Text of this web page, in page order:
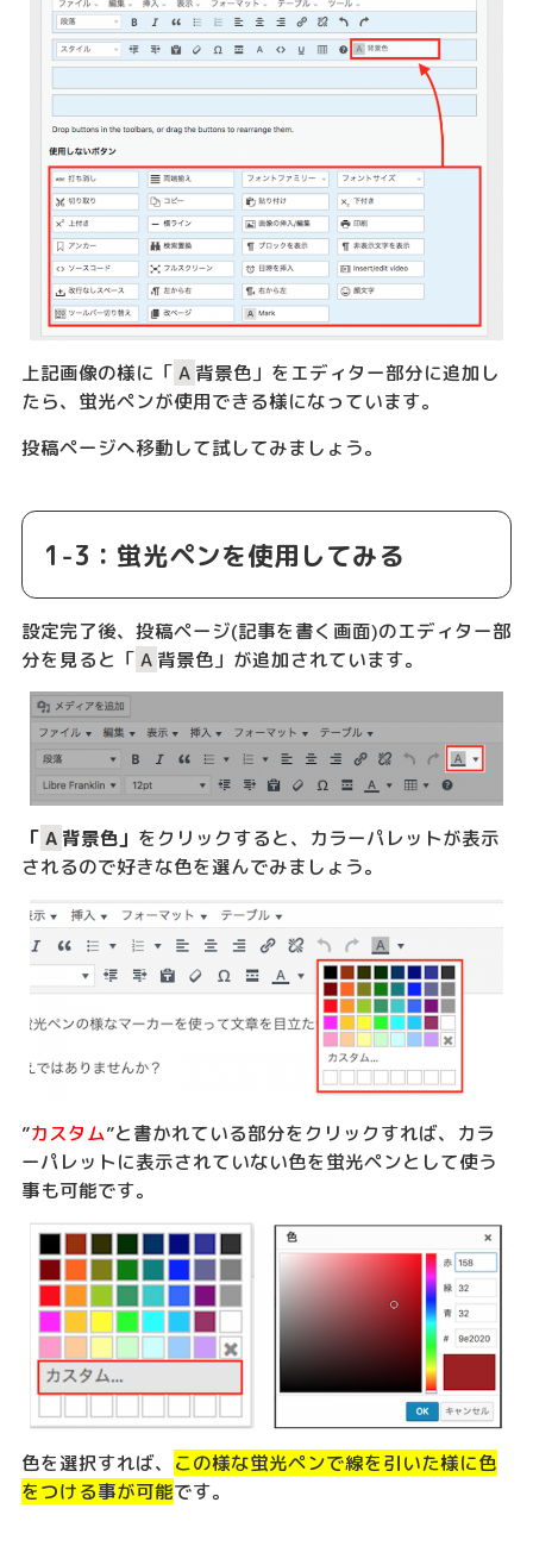
上記画像の様に「 A 背景色」をエディター部分に追加し
たら、蛍光ペンが使用できる様になっています。
投稿ページへ移動して試してみましょう。
1-3：蛍光ペンを使用してみる
設定完了後、投稿ページ(記事を書く画面)のエディター部
分を見ると「 A 背景色」が追加されています。
「 A 背景色」 をクリックすると、カラーパレットが表示
されるので好きな色を選んでみましょう。
”カスタム”と書かれている部分をクリックすれば、カラ
ーパレットに表示されていない色を蛍光ペンとして使う
事も可能です。
色を選択すれば、 この様な蛍光ペンで線を引いた様に色
をつける事が可能です。